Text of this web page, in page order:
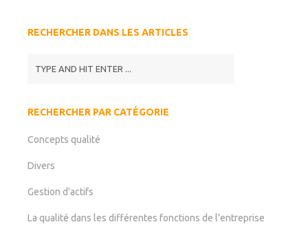
RECHERCHER DANS LES ARTICLES
RECHERCHER PAR CATÉGORIE
Concepts qualité
Divers
Gestion d'actifs
La qualité dans les différentes fonctions de l'entreprise